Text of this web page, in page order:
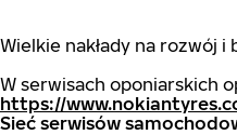
Wielkie nakłady na rozwój
W serwisach oponiarskich
https://
Sieć serwisów